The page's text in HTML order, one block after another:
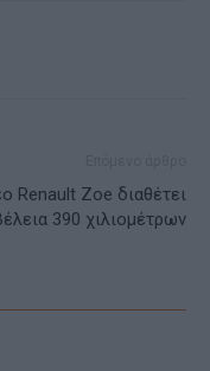
Renault Zoe διαθέτει
390 χιλιομέτρων